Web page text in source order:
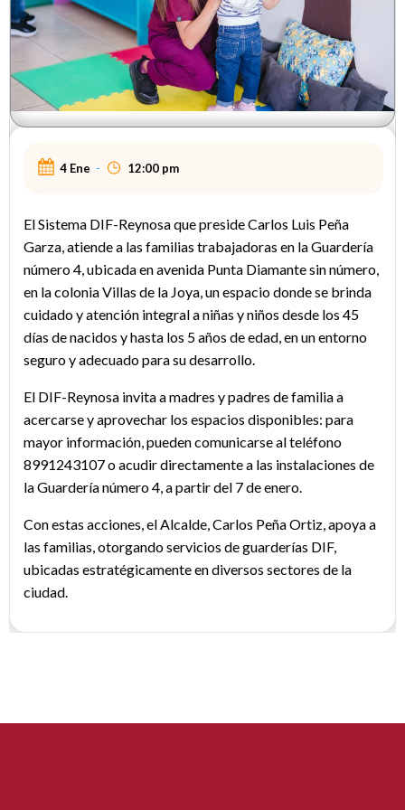
4 Ene - 12:00 pm
El Sistema DIF-Reynosa que preside Carlos Luis Peña
Garza, atiende a las familias trabajadoras en la Guardería
número 4, ubicada en avenida Punta Diamante sin número,
en la colonia Villas de la Joya, un espacio donde se brinda
cuidado y atención integral a niñas y niños desde los 45
días de nacidos y hasta los 5 años de edad, en un entorno
seguro y adecuado para su desarrollo.
El DIF-Reynosa invita a madres y padres de familia a
acercarse y aprovechar los espacios disponibles: para
mayor información, pueden comunicarse al teléfono
8991243107 o acudir directamente a las instalaciones de
la Guardería número 4, a partir del 7 de enero.
Con estas acciones, el Alcalde, Carlos Peña Ortiz, apoya a
las familias, otorgando servicios de guarderías DIF,
ubicadas estratégicamente en diversos sectores de la
ciudad.